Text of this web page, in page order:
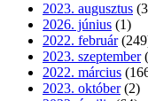
2023. augusztus
2026. június (1)
2022. február
2023. szeptember
2022. március
2023. október (2)